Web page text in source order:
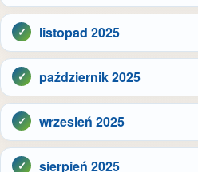
listopad 2025
październik 2025
wrzesień 2025
sierpień 2025